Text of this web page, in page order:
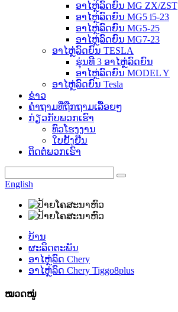
ອາໄຫຼ່ລົດຍົນ MG ZX/ZST
ອາໄຫຼ່ລົດຍົນ MG5 i5-23
ອາໄຫຼ່ລົດຍົນ MG5-25
ອາໄຫຼ່ລົດຍົນ MG7-23
ອາໄຫຼ່ລົດຍົນ TESLA
ຮຸ່ນທີ 3 ອາໄຫຼ່ລົດຍົນ
ອາໄຫຼ່ລົດຍົນ MODEL Y
ອາໄຫຼ່ລົດຍົນ Tesla
ຂ່າວ
ຄຳຖາມທີ່ຖືກຖາມເລື້ອຍໆ
ກ່ຽວກັບພວກເຮົາ
ທົວໂຮງງານ
ໃບຢັ້ງຢືນ
ຕິດຕໍ່ພວກເຮົາ
English
ບ້ານ
ຜະລິດຕະພັນ
ອາໄຫຼ່ລົດ Chery
ອາໄຫຼ່ລົດ Chery Tiggo8plus
ໝວດໝູ່